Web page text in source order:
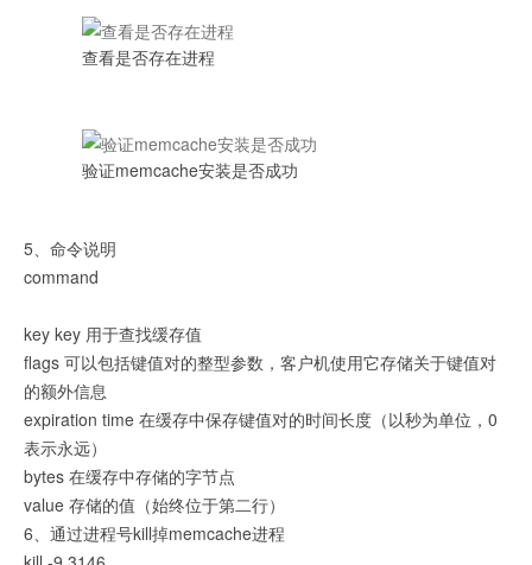
查看是否存在进程
验证memcache安装是否成功
5、命令说明
command
key key 用于查找缓存值
flags 可以包括键值对的整型参数，客户机使用它存储关于键值对
的额外信息
expiration time 在缓存中保存键值对的时间长度（以秒为单位，0
表示永远）
bytes 在缓存中存储的字节点
value 存储的值（始终位于第二行）
6、通过进程号kill掉memcache进程